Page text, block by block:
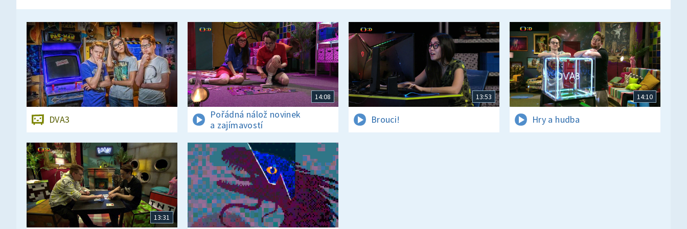
DVA3
14:08
Pořádná nálož novinek
a zajímavostí
13:53
Brouci!
14:10
Hry a hudba
13:31